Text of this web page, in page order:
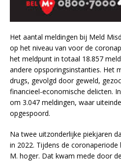
Het aantal meldingen bij Meld
op het niveau van voor de
het meldpunt in totaal 18.857
andere opsporingsinstanties. Het
drugs, gevolgd door geweld,
financieel-economische delicten.
om 3.047 meldingen, waar
opgespoord.
Na twee uitzonderlijke piekjaren
in 2022. Tijdens de
M. hoger. Dat kwam mede door